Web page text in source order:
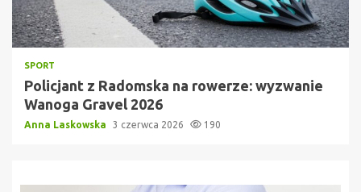
SPORT
Policjant z Radomska na rowerze: wyzwanie
Wanoga Gravel 2026
Anna Laskowska 3 czerwca 2026 190